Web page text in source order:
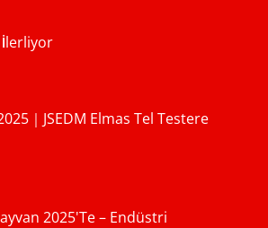
İlerliyor
｜JSEDM Elmas Tel Testere
2025'te – Endüstri